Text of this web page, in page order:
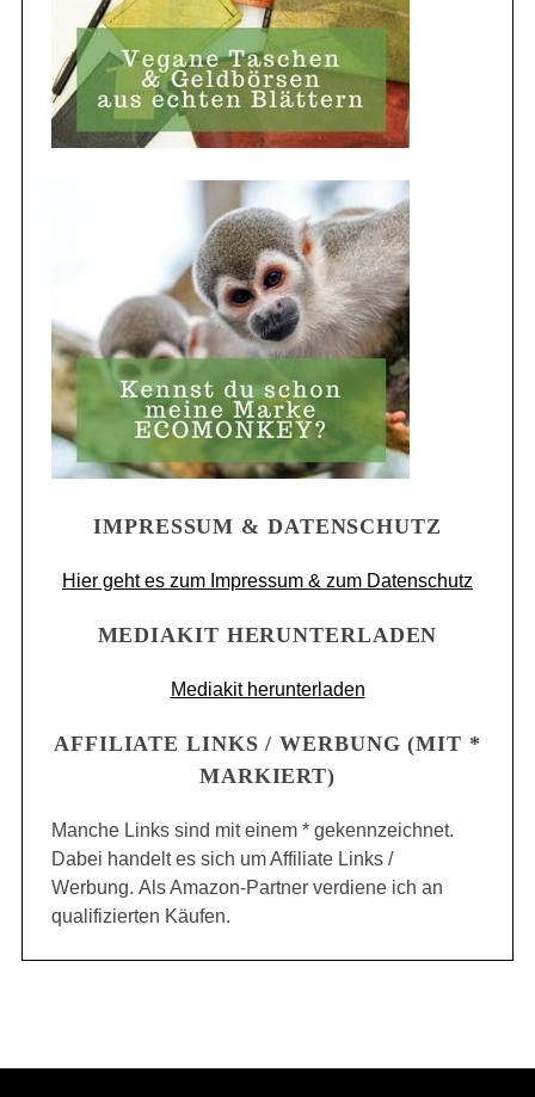
IMPRESSUM & DATENSCHUTZ
Hier geht es zum Impressum & zum Datenschutz
MEDIAKIT HERUNTERLADEN
Mediakit herunterladen
AFFILIATE LINKS / WERBUNG (MIT *
MARKIERT)
Manche Links sind mit einem * gekennzeichnet.
Dabei handelt es sich um Affiliate Links /
Werbung. Als Amazon-Partner verdiene ich an
qualifizierten Käufen.